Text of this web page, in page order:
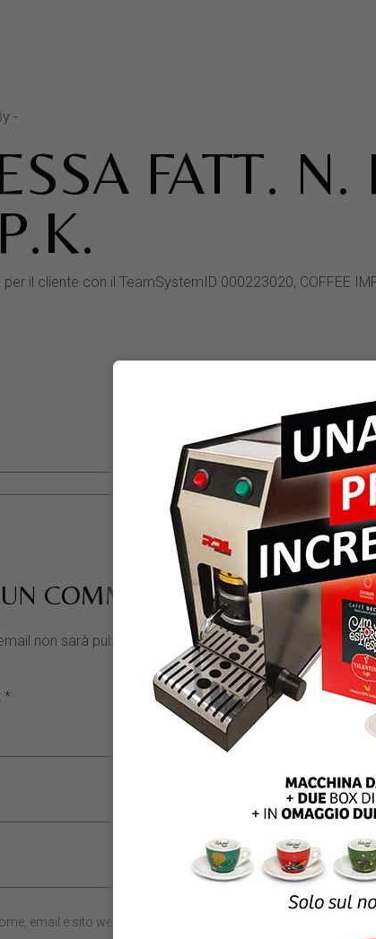
FATT.
il cliente con il TeamSystemID 000223020, COFFEE
COMMENTO
non sarà pubblicato. I campi obbligatori sono
email e sito web in questo browser per la prossima volta che